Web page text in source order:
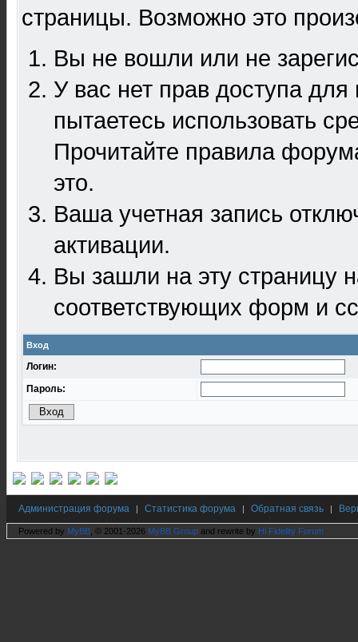
страницы. Возможно это
Вы не вошли или не
У вас нет прав доступа
пытаетесь использовать
Прочитайте правила
это.
Ваша учетная запись
активации.
Вы зашли на эту
соответствующих форм и
Вход
Логин:
Пароль:
Администрация форума | Статистика форума | Обратная связь |
Powered by MyBB , © 2001-2026 MyBB Group and rewrite by Hi Fidelity Forum